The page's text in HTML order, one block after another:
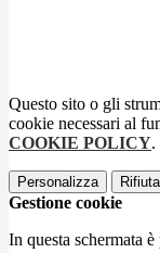
Questo sito o gli
cookie necessari al
COOKIE POLICY.
Personalizza
Gestione cookie
In questa schermata